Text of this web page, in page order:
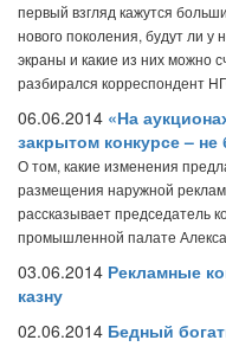
первый взгляд кажутся
нового поколения, будут ли у
экраны и какие из них можно
разбирался корреспондент
06.06.2014 «На
закрытом конкурсе – не
О том, какие изменения
размещения наружной
рассказывает председатель
промышленной палате
03.06.2014 Рекламные
казну
02.06.2014 Бедный